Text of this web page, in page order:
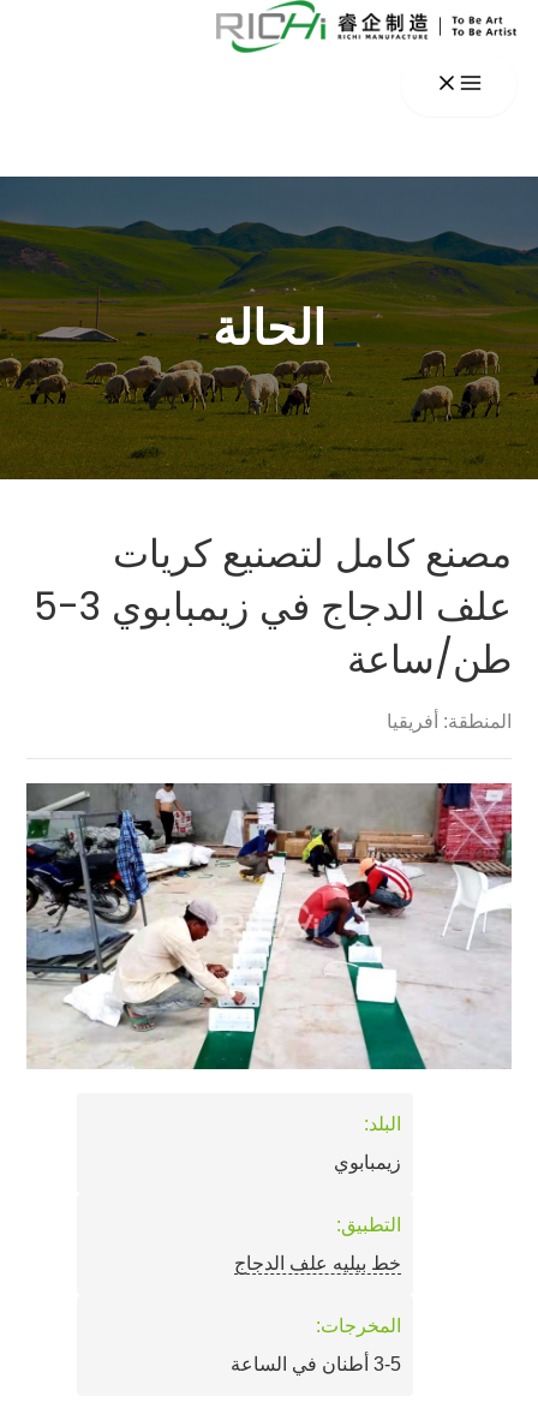
تخطي
المحتوى
الحالة
مصنع كامل لتصنيع كريات
علف الدجاج في زيمبابوي 3-5
طن/ساعة
المنطقة: أفريقيا
البلد:
زيمبابوي
التطبيق:
خط بيليه علف الدجاج
المخرجات:
3-5 أطنان في الساعة